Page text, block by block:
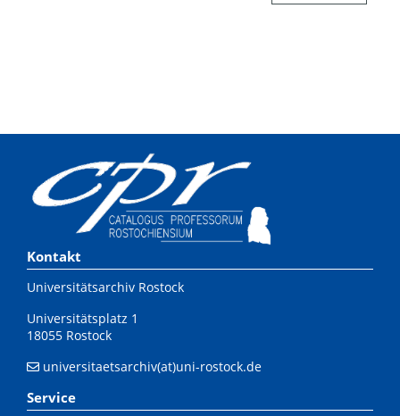
Kontakt
Universitätsarchiv Rostock
Universitätsplatz 1
18055 Rostock
universitaetsarchiv(at)uni-rostock.de
Service